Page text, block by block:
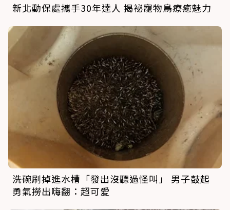
新北動保處攜手30年達人 揭祕寵物鳥療癒魅力
洗碗刷掉進水槽「發出沒聽過怪叫」 男子鼓起
勇氣撈出嗨翻：超可愛